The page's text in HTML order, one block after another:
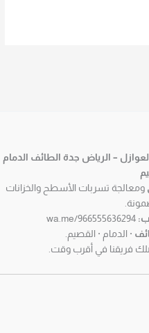
– الرياض جدة الطائف الدمام
ومعالجة تسربات الأسطح والخزانات
· الدمام · القصيم.
فريقنا في أقرب وقت.